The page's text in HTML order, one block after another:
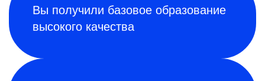
Вы получили базовое образование
высокого качества